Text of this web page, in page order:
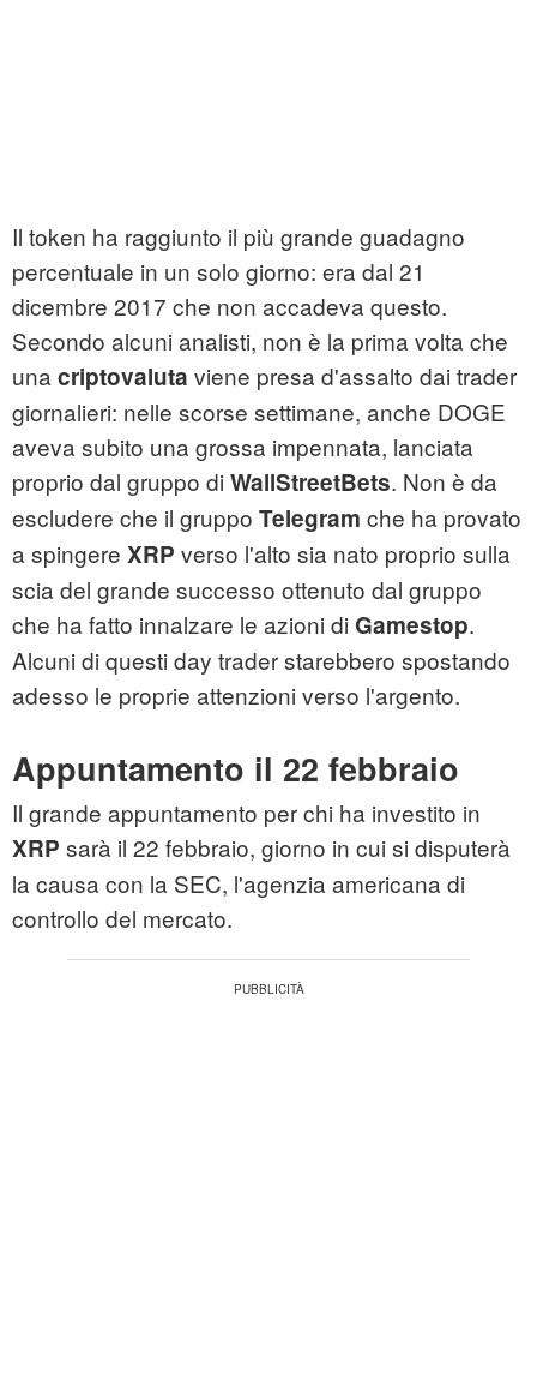
Il token ha raggiunto il più grande guadagno
percentuale in un solo giorno: era dal 21
dicembre 2017 che non accadeva questo.
Secondo alcuni analisti, non è la prima volta che
una criptovaluta viene presa d'assalto dai trader
giornalieri: nelle scorse settimane, anche DOGE
aveva subito una grossa impennata, lanciata
proprio dal gruppo di WallStreetBets. Non è da
escludere che il gruppo Telegram che ha provato
a spingere XRP verso l'alto sia nato proprio sulla
scia del grande successo ottenuto dal gruppo
che ha fatto innalzare le azioni di Gamestop.
Alcuni di questi day trader starebbero spostando
adesso le proprie attenzioni verso l'argento.
Appuntamento il 22 febbraio
Il grande appuntamento per chi ha investito in
XRP sarà il 22 febbraio, giorno in cui si disputerà
la causa con la SEC, l'agenzia americana di
controllo del mercato.